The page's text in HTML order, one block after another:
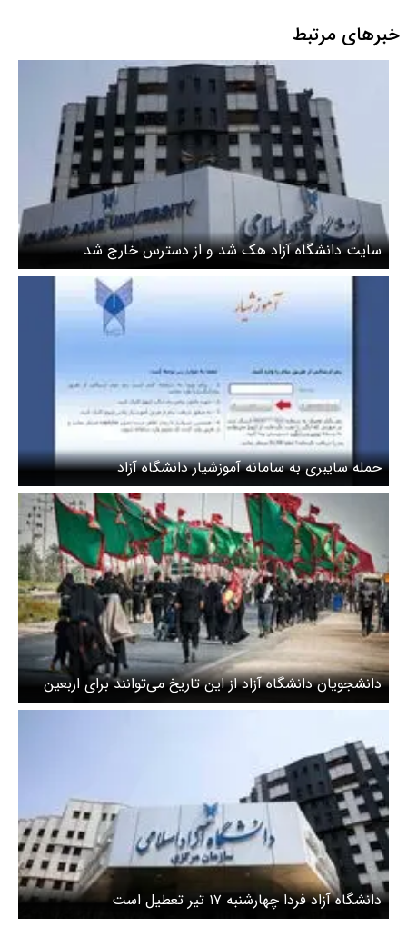
خبرهای مرتبط
سایت دانشگاه آزاد هک شد و از دسترس خارج شد
حمله سایبری به سامانه آموزشیار دانشگاه آزاد
دانشجویان دانشگاه آزاد از این تاریخ می‌توانند برای اربعین
ثبت‌نام کنند
دانشگاه آزاد فردا چهارشنبه ۱۷ تیر تعطیل است